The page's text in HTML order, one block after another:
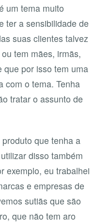
um tema muito
ter a sensibilidade de
suas clientes talvez
tem mães, irmãs,
que por isso tem uma
com o tema. Tenha
tratar o assunto de
que tenha a
disso também
exemplo, eu trabalhei
e empresas de
sutiãs que são
que não tem aro